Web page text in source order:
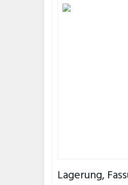
Lagerung,